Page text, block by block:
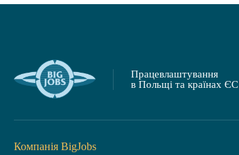
Працевлаштування
в Польщі та країнах ЄС
Компанія BigJobs